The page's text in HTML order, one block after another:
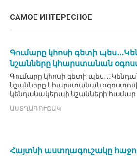
САМОЕ ИНТЕРЕСНОЕ
Գումարը կհոսի գետի
նշանները կհարստանան
Գումարը կհոսի գետի
նշանները կհարստանան
կենդանակերպի նշանների համար
ԱՍՏՂԱԳՈՒՇԱԿ
Հայտնի աստղագուշակը